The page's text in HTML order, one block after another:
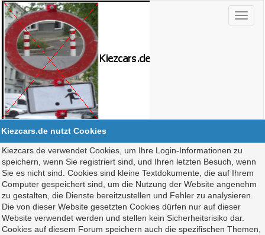
Kiezcars.de nutzt Cookies
Kiezcars.de verwendet Cookies, um Ihre Login-Informationen zu
speichern, wenn Sie registriert sind, und Ihren letzten Besuch, wenn
Sie es nicht sind. Cookies sind kleine Textdokumente, die auf Ihrem
Computer gespeichert sind, um die Nutzung der Website angenehm
zu gestalten, die Dienste bereitzustellen und Fehler zu analysieren.
Die von dieser Website gesetzten Cookies dürfen nur auf dieser
Website verwendet werden und stellen kein Sicherheitsrisiko dar.
Cookies auf diesem Forum speichern auch die spezifischen Themen,